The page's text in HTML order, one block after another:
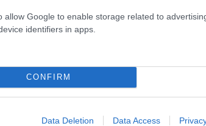
allow Google to enable storage related to
identifiers in apps.
CONFIRM
Data Deletion Data Access
Flash.gr
το σύστημα